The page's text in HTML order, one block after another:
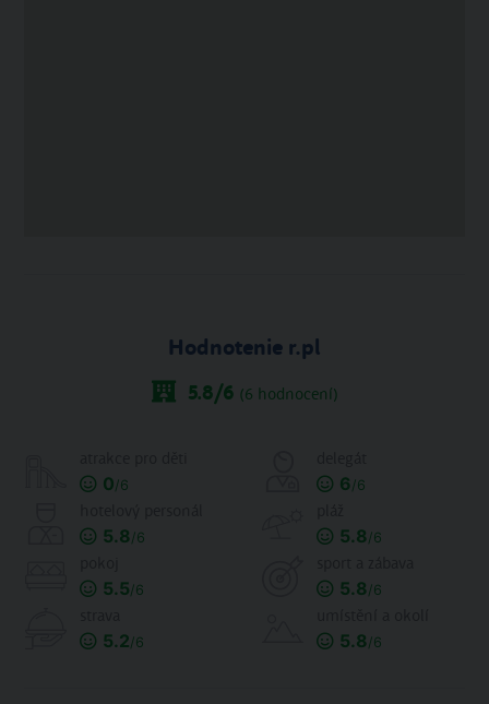
Hodnotenie r.pl
5.8/6 (6 hodnocení)
0/6 6/6
5.8/6 5.8/6
5.5/6 5.8/6
5.2/6 5.8/6